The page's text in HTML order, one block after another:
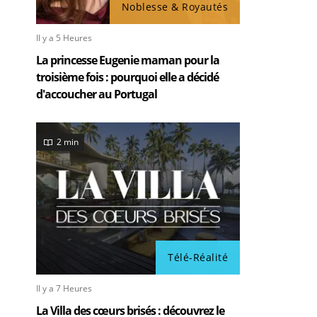
Noblesse & Royautés
Il y a 5 Heures
La princesse Eugenie maman pour la
troisième fois : pourquoi elle a décidé
d'accoucher au Portugal
Télé-Réalité
2 min
Il y a 7 Heures
La Villa des cœurs brisés : découvrez le